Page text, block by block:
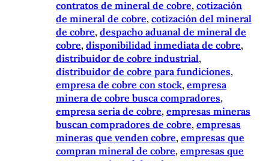
contratos de mineral de cobre, cotización
de mineral de cobre, cotización del mineral
de cobre, despacho aduanal de mineral de
cobre, disponibilidad inmediata de cobre
distribuidor de cobre industrial
distribuidor de cobre para fundiciones
empresa de cobre con stock, empresa
minera de cobre busca compradores
empresa seria de cobre, empresas mineras
buscan compradores de cobre, empresas
mineras que venden cobre, empresas que
compran mineral de cobre, empresas que